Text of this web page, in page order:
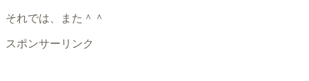
それでは、また＾＾
スポンサーリンク